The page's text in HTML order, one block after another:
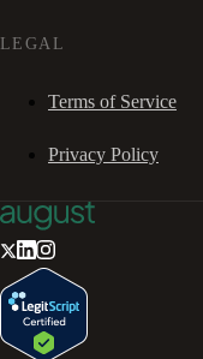
LEGAL
Terms of Service
Privacy Policy